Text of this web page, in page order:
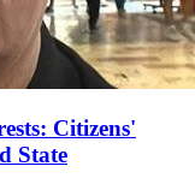
Citizens'
State